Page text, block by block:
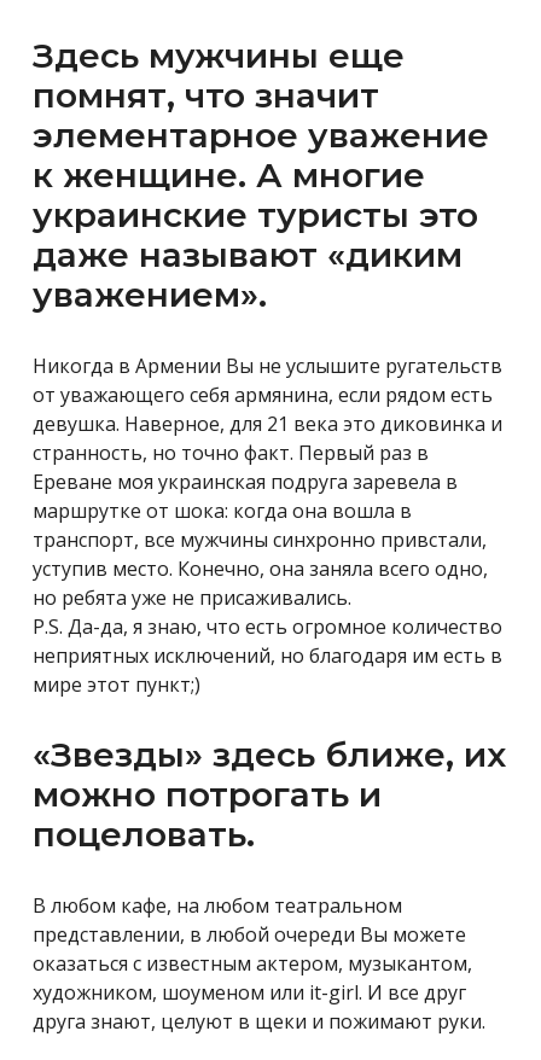
Здесь мужчины еще
помнят, что значит
элементарное уважение
к женщине. А многие
украинские туристы это
даже называют «диким
уважением».
Никогда в Армении Вы не услышите ругательств
от уважающего себя армянина, если рядом есть
девушка. Наверное, для 21 века это диковинка и
странность, но точно факт. Первый раз в
Ереване моя украинская подруга заревела в
маршрутке от шока: когда она вошла в
транспорт, все мужчины синхронно привстали,
уступив место. Конечно, она заняла всего одно,
но ребята уже не присаживались.
P.S. Да-да, я знаю, что есть огромное количество
неприятных исключений, но благодаря им есть в
мире этот пункт;)
«Звезды» здесь ближе, их
можно потрогать и
поцеловать.
В любом кафе, на любом театральном
представлении, в любой очереди Вы можете
оказаться с известным актером, музыкантом,
художником, шоуменом или it-girl. И все друг
друга знают, целуют в щеки и пожимают руки.